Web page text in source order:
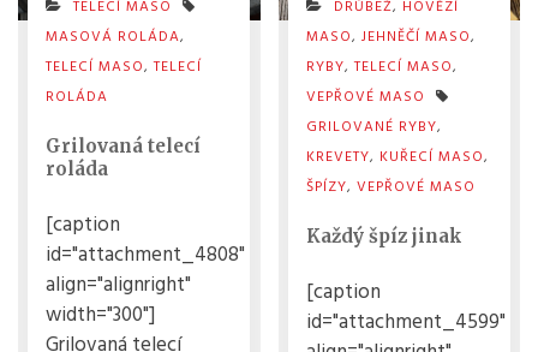
TELECÍ MASO
MASOVÁ ROLÁDA,
TELECÍ MASO,TELECÍ
ROLÁDA
Grilovaná telecí
roláda
[caption
id="attachment_4808"
align="alignright"
width="300"]
DRŮBEŽ, HOVĚZÍ
MASO, JEHNĚČÍ MASO,
RYBY,TELECÍ MASO,
VEPŘOVÉ MASO
GRILOVANÉ RYBY,
KREVETY, KUŘECÍ MASO,
ŠPÍZY, VEPŘOVÉ MASO
Každý špíz jinak
[caption
id="attachment_4599"